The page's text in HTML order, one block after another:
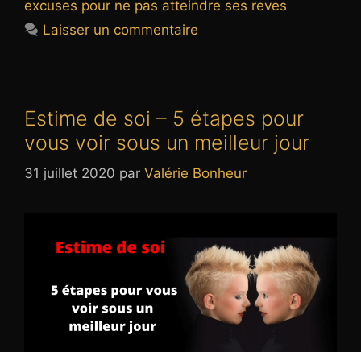
excuses pour ne pas atteindre ses reves
Laisser un commentaire
Estime de soi – 5 étapes pour
vous voir sous un meilleur jour
31 juillet 2020 par Valérie Bonheur